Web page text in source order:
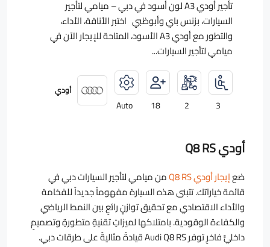
تأجير أودي A3 لون أسود في دبي – ميامي لتأجير
السيارات، بزنس باي وأبوظبي اختبر الأناقة، الأداء،
والتطور مع أودي A3 الأسود، المتاحة للإيجار الآن في
ميامي لتأجير السيارات...
3
2
18
Auto
أودي
أودي Q8 RS
ضعإيجار أودي Q8 RS
من ميامي لتأجير السيارات دبي في
قائمة خياراتك. تتبنى هذه السيارة مفهوماً جديداً للفخامة
والأداء الاقتصادي مع تحقيق توازنٍ رائعٍ بين النمط الرياضي
والكفاءة الوقودية. بامتلاكها لميزاتٍ تقنيةٍ متطورةٍ وتصميمٍ
داخليٍّ فاخرٍ توفر Audi Q8 RS قيادةً مثاليةً على طرقات دبي.